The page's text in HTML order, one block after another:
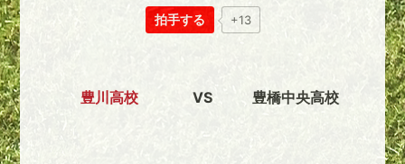
拍手する +13
豊川高校 VS 豊橋中央高校